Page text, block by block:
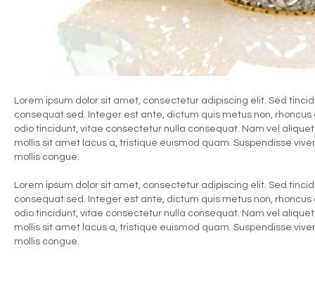
Lorem ipsum dolor sit amet, consectetur adipiscing elit. Sed
consequat sed. Integer est ante, dictum quis metus non,
odio tincidunt, vitae consectetur nulla consequat. Nam vel
mollis sit amet lacus a, tristique euismod quam. Suspendisse
mollis congue.
Lorem ipsum dolor sit amet, consectetur adipiscing elit. Sed
consequat sed. Integer est ante, dictum quis metus non,
odio tincidunt, vitae consectetur nulla consequat. Nam vel
mollis sit amet lacus a, tristique euismod quam. Suspendisse
mollis congue.